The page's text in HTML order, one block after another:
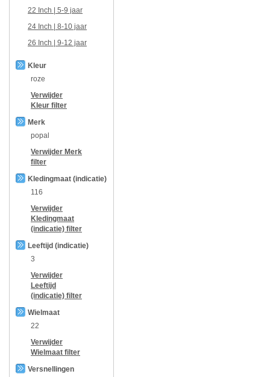
22 Inch | 5-9 jaar
24 Inch | 8-10 jaar
26 Inch | 9-12 jaar
Kleur
roze
Verwijder
Kleur filter
Merk
popal
Verwijder Merk
filter
Kledingmaat (indicatie)
116
Verwijder
Kledingmaat
(indicatie) filter
Leeftijd (indicatie)
3
Verwijder
Leeftijd
(indicatie) filter
Wielmaat
22
Verwijder
Wielmaat filter
Versnellingen